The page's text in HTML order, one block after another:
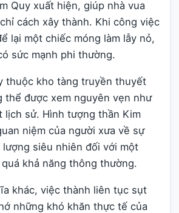
Quy xuất hiện, giúp nhà vua
cách xây thành. Khi công việc
lại một chiếc móng làm lẫy nỏ,
sức mạnh phi thường.
thuộc kho tàng truyền thuyết
thể được xem nguyên vẹn như
lịch sử. Hình tượng thần Kim
niệm của người xưa về sự
siêu nhiên đối với một
khả năng thông thường.
khác, việc thành liên tục sụt
những khó khăn thực tế của